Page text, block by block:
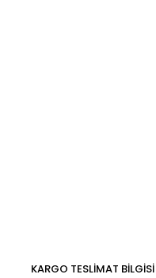
KARGO TESLIMAT BILGISI